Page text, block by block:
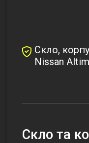
Скло,
Nissan
Скло та